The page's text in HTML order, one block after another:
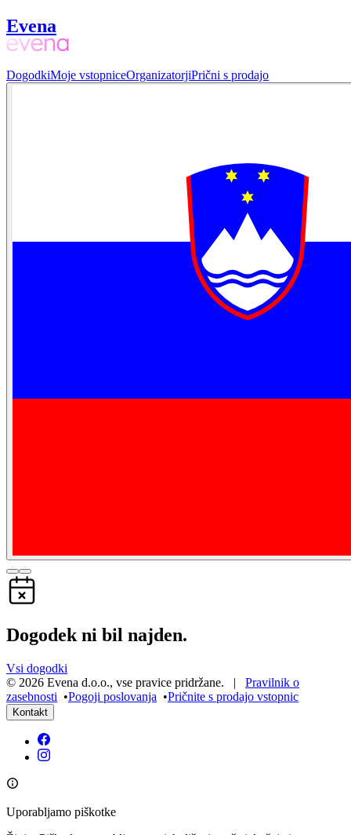
Evena
DogodkiMoje vstopniceOrganizatorjiPrični s prodajo
Dogodek ni bil najden.
Vsi dogodki
© 2026 Evena d.o.o., vse pravice pridržane. | Pravilnik o
zasebnosti •Pogoji poslovanja •Pričnite s prodajo vstopnic
Kontakt
Uporabljamo piškotke